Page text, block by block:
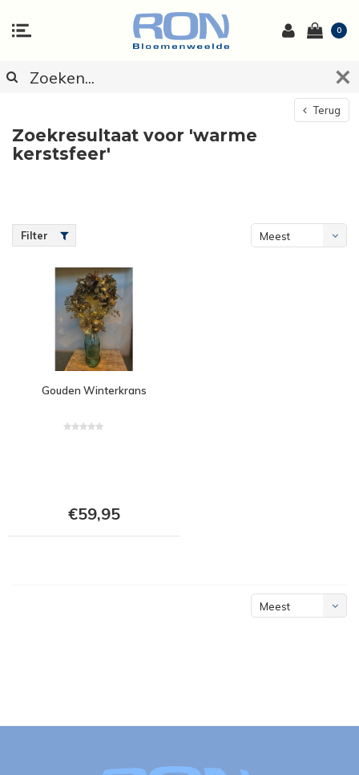
0
Terug
Zoekresultaat voor 'warme
kerstsfeer'
Filter
Meest
Gouden Winterkrans
€59,95
Meest